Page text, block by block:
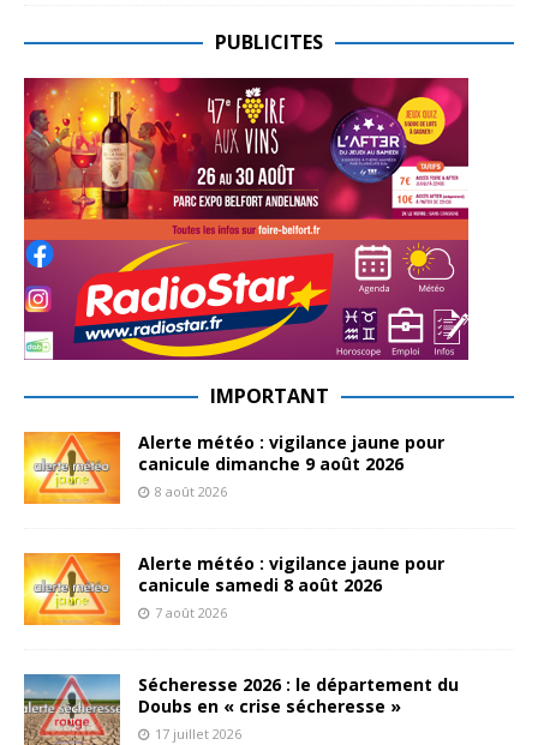
PUBLICITES
IMPORTANT
Alerte météo : vigilance jaune pour
canicule dimanche 9 août 2026
8 août 2026
Alerte météo : vigilance jaune pour
canicule samedi 8 août 2026
7 août 2026
Sécheresse 2026 : le département du
Doubs en « crise sécheresse »
17 juillet 2026